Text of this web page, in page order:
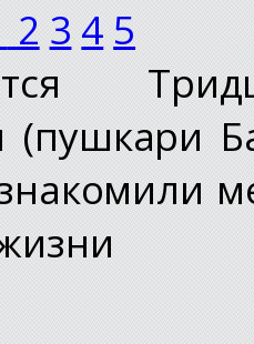
2 3 4 5
(пушкари